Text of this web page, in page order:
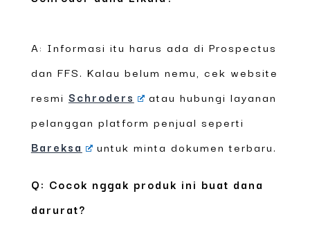
A: Informasi itu harus ada di Prospectus
dan FFS. Kalau belum nemu, cek website
resmi Schroders
atau hubungi layanan
pelanggan platform penjual seperti
Bareksa
untuk minta dokumen terbaru.
Q: Cocok nggak produk ini buat dana
darurat?